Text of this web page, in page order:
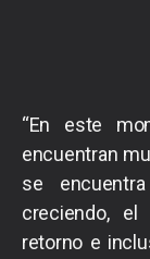
“En este
encuentran
se
creciendo,
retorno e